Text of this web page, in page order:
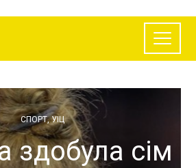
СПОРТ,УІЦ
здобула сім